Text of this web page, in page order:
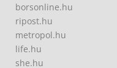
borsonline.hu
ripost.hu
metropol.hu
life.hu
she.hu